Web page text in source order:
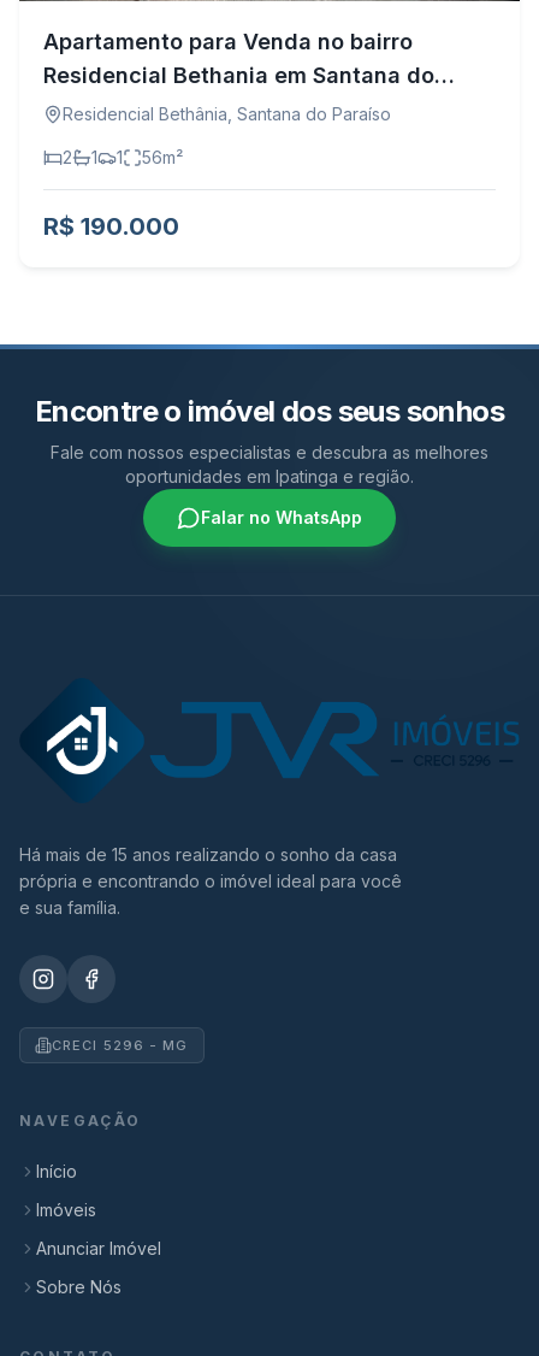
Apartamento para Venda no bairro
Residencial Bethania em Santana do
Paraíso - MG
Residencial Bethânia Santana do Paraíso
2 1 1 56m²
R$ 190.000
Encontre o imóvel dos seus sonhos
Fale com nossos especialistas e descubra as melhores
oportunidades em Ipatinga e região.
Falar no WhatsApp
Há mais de 15 anos realizando o sonho da casa
própria e encontrando o imóvel ideal para você
e sua família.
CRECI 5296 - MG
NAVEGAÇÃO
Início
Imóveis
Anunciar Imóvel
Sobre Nós